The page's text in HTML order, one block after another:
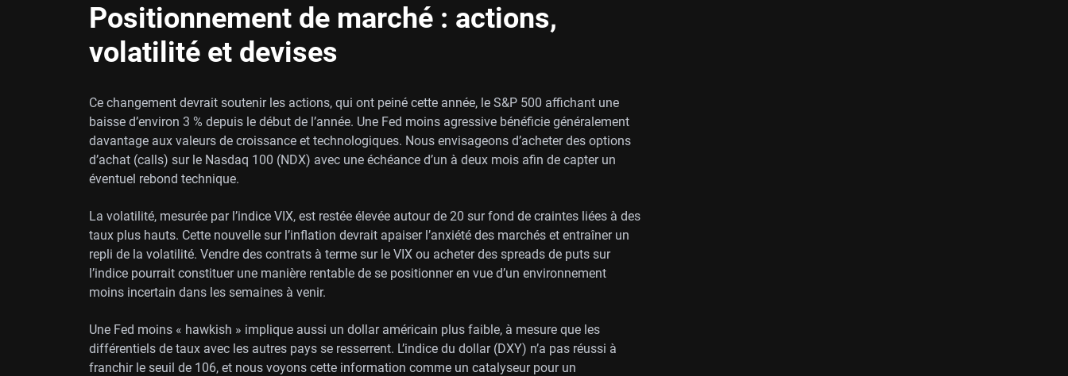
Positionnement de marché : actions,
volatilité et devises
Ce changement devrait soutenir les actions, qui ont peiné cette année, le S&P 500 affichant une
baisse d’environ 3 % depuis le début de l’année. Une Fed moins agressive bénéficie généralement
davantage aux valeurs de croissance et technologiques. Nous envisageons d’acheter des options
d’achat (calls) sur le Nasdaq 100 (NDX) avec une échéance d’un à deux mois afin de capter un
éventuel rebond technique.
La volatilité, mesurée par l’indice VIX, est restée élevée autour de 20 sur fond de craintes liées à des
taux plus hauts. Cette nouvelle sur l’inflation devrait apaiser l’anxiété des marchés et entraîner un
repli de la volatilité. Vendre des contrats à terme sur le VIX ou acheter des spreads de puts sur
l’indice pourrait constituer une manière rentable de se positionner en vue d’un environnement
moins incertain dans les semaines à venir.
Une Fed moins « hawkish » implique aussi un dollar américain plus faible, à mesure que les
différentiels de taux avec les autres pays se resserrent. L’indice du dollar (DXY) n’a pas réussi à
franchir le seuil de 106, et nous voyons cette information comme un catalyseur pour un